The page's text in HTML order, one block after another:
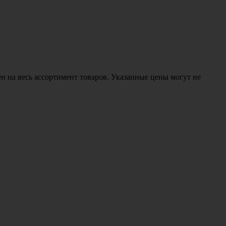
весь ассортимент товаров. Указанные цены могут не